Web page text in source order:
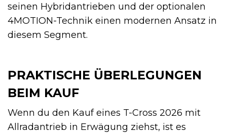
seinen Hybridantrieben und der optionalen
4MOTION-Technik einen modernen Ansatz in
diesem Segment.
PRAKTISCHE ÜBERLEGUNGEN
BEIM KAUF
Wenn du den Kauf eines T-Cross 2026 mit
Allradantrieb in Erwägung ziehst, ist es